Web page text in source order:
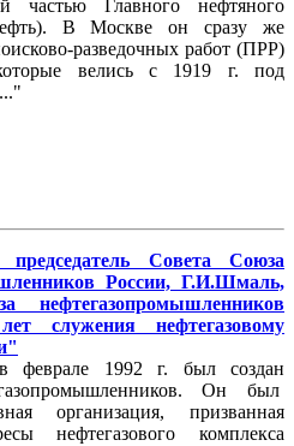
частью Главного нефтяного
В Москве он сразу же
разведочных работ (ПРР)
велись с 1919 г. под
Совета Союза
России, Г.И.Шмаль,
нефтегазопромышленников
служения нефтегазовому
феврале 1992 г. был создан
Он был
организация, призванная
нефтегазового комплекса